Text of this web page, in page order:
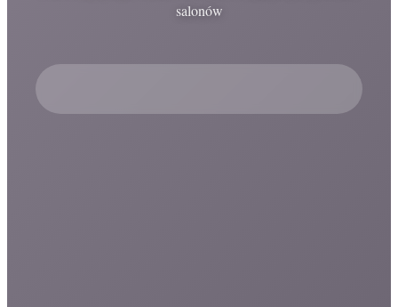
salonów